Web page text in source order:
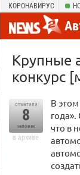
КОРОНАВИРУС
Крупные
конкурс
отметили
8
человек
в архиве
В
что в